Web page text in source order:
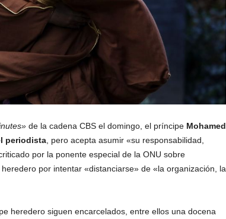
de la cadena CBS el domingo, el príncipe Mohamed
periodista, pero acepta asumir «su responsabilidad,
por la ponente especial de la ONU sobre
por intentar «distanciarse» de «la organización, la
heredero siguen encarcelados, entre ellos una docena